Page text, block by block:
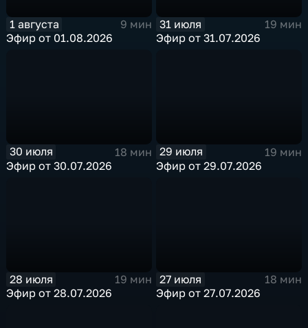
1 августа
9 мин
Эфир от 01.08.2026
31 июля
19 мин
Эфир от 31.07.2026
30 июля
18 мин
Эфир от 30.07.2026
29 июля
19 мин
Эфир от 29.07.2026
28 июля
19 мин
Эфир от 28.07.2026
27 июля
18 мин
Эфир от 27.07.2026